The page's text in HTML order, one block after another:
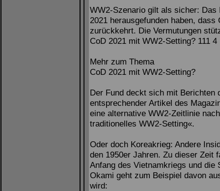
WW2-Szenario gilt als sicher:
2021 herausgefunden haben,
zurückkehrt. Die Vermutungen
CoD 2021 mit WW2-Setting? 111 4
Mehr zum Thema
CoD 2021 mit WW2-Setting?
Der Fund deckt sich mit Berichten
entsprechender Artikel des
eine alternative WW2-Zeitlinie
traditionelles WW2-Setting«.
Oder doch Koreakrieg: Andere
den 1950er Jahren. Zu dieser Zeit
Anfang des Vietnamkriegs und
Okami geht zum Beispiel davon
wird: